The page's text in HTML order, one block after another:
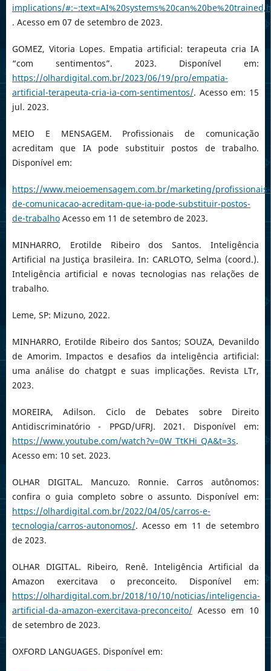
implications/
. Acesso em 07 de setembro de 2023.
GOMEZ, Vitoria Lopes. Empatia artificial: terapeuta cria IA
“com sentimentos”. 2023. Disponível em:
https://olhardigital.com.br/2023/06/19/pro/empatia-
artificial-terapeuta-cria-ia-com-sentimentos/. Acesso em: 15
jul. 2023.
MEIO E MENSAGEM. Profissionais de comunicação
acreditam que IA pode substituir postos de trabalho.
Disponível em:
https://www.meioemensagem.com.br/marketing/profissionais-
de-comunicacao-acreditam-que-ia-pode-substituir-postos-
de-trabalhoAcesso em 11 de setembro de 2023.
MINHARRO, Erotilde Ribeiro dos Santos. Inteligência
Artificial na Justiça brasileira. In: CARLOTO, Selma (coord.).
Inteligência artificial e novas tecnologias nas relações de
trabalho.
Leme, SP: Mizuno, 2022.
MINHARRO, Erotilde Ribeiro dos Santos; SOUZA, Devanildo
de Amorim. Impactos e desafios da inteligência artificial:
uma análise do chatgpt e suas implicações. Revista LTr,
2023.
MOREIRA, Adilson. Ciclo de Debates sobre Direito
Antidiscriminatório - PPGD/UFRJ. 2021. Disponível em:
https://www.youtube.com/watch?v=0W_TtKHi_QA&t=3s.
Acesso em: 10 set. 2023.
OLHAR DIGITAL. Mancuzo. Ronnie. Carros autônomos:
confira o guia completo sobre o assunto. Disponível em:
https://olhardigital.com.br/2022/04/05/carros-e-
tecnologia/carros-autonomos/. Acesso em 11 de setembro
de 2023.
OLHAR DIGITAL. Ribeiro, Renê. Inteligência Artificial da
Amazon exercitava o preconceito. Disponível em:
https://olhardigital.com.br/2018/10/10/noticias/inteligencia-
artificial-da-amazon-exercitava-preconceito/Acesso em 10
de setembro de 2023.
OXFORD LANGUAGES. Disponível em: